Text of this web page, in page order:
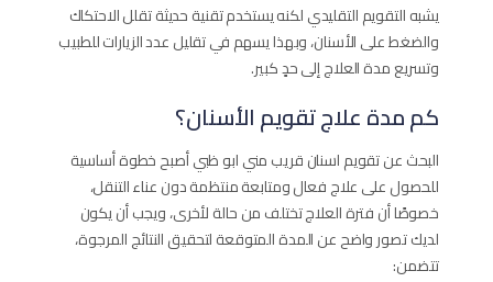
يشبه التقويم التقليدي لكنه يستخدم تقنية حديثة تقلل الاحتكاك
والضغط على الأسنان، وبهذا يسهم في تقليل عدد الزيارات للطبيب
وتسريع مدة العلاج إلى حدٍ كبير.
كم مدة علاج تقويم الأسنان؟
البحث عن تقويم اسنان قريب مني ابو ظبي أصبح خطوة أساسية
للحصول على علاج فعال ومتابعة منتظمة دون عناء التنقل،
خصوصًا أن فترة العلاج تختلف من حالة لأخرى، ويجب أن يكون
لديك تصور واضح عن المدة المتوقعة لتحقيق النتائج المرجوة،
تتضمن: